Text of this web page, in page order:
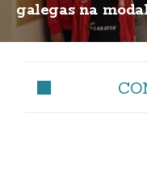
galegas na